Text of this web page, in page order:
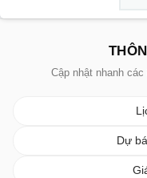
Cập nhật nhanh
Dự